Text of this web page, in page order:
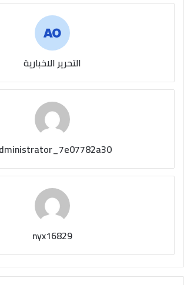
التحرير الاخبارية
nyx16829